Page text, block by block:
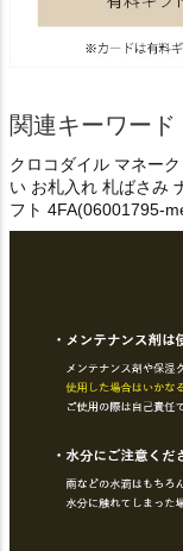
関連キーワード
クロコダイル マネー
い お札入れ 札ばさみ
フト 4FA(06001795-